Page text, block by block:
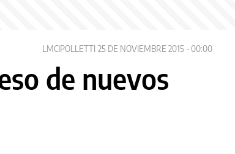
LMCIPOLLETTI 25 DE NOVIEMBRE 2015 - 00:00
de nuevos